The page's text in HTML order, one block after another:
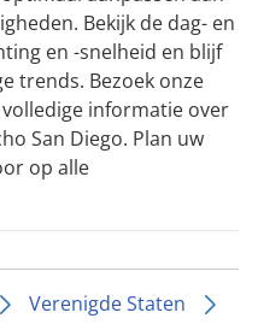
Bekijk de dag- en
en -snelheid en blijf
trends. Bezoek onze
informatie over
San Diego. Plan uw
op alle
Verenigde Staten